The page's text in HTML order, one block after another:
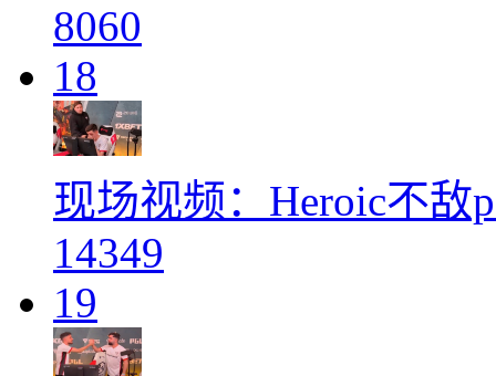
8060
18
现场视频：Heroic不敌
14349
19